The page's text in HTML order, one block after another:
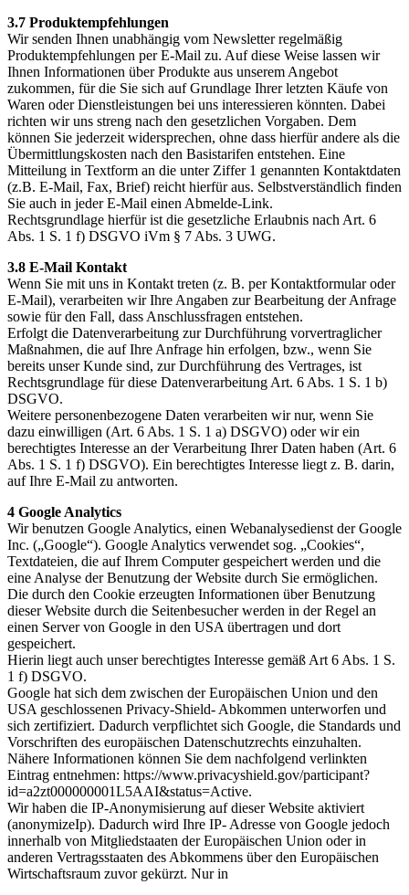
3.7 Produktempfehlungen
Wir senden Ihnen unabhängig vom Newsletter regelmäßig
Produktempfehlungen per E-Mail zu. Auf diese Weise lassen wir
Ihnen Informationen über Produkte aus unserem Angebot
zukommen, für die Sie sich auf Grundlage Ihrer letzten Käufe von
Waren oder Dienstleistungen bei uns interessieren könnten. Dabei
richten wir uns streng nach den gesetzlichen Vorgaben. Dem
können Sie jederzeit widersprechen, ohne dass hierfür andere als die
Übermittlungskosten nach den Basistarifen entstehen. Eine
Mitteilung in Textform an die unter Ziffer 1 genannten Kontaktdaten
(z.B. E-Mail, Fax, Brief) reicht hierfür aus. Selbstverständlich finden
Sie auch in jeder E-Mail einen Abmelde-Link.
Rechtsgrundlage hierfür ist die gesetzliche Erlaubnis nach Art. 6
Abs. 1 S. 1 f) DSGVO iVm § 7 Abs. 3 UWG.
3.8 E-Mail Kontakt
Wenn Sie mit uns in Kontakt treten (z. B. per Kontaktformular oder
E-Mail), verarbeiten wir Ihre Angaben zur Bearbeitung der Anfrage
sowie für den Fall, dass Anschlussfragen entstehen.
Erfolgt die Datenverarbeitung zur Durchführung vorvertraglicher
Maßnahmen, die auf Ihre Anfrage hin erfolgen, bzw., wenn Sie
bereits unser Kunde sind, zur Durchführung des Vertrages, ist
Rechtsgrundlage für diese Datenverarbeitung Art. 6 Abs. 1 S. 1 b)
DSGVO.
Weitere personenbezogene Daten verarbeiten wir nur, wenn Sie
dazu einwilligen (Art. 6 Abs. 1 S. 1 a) DSGVO) oder wir ein
berechtigtes Interesse an der Verarbeitung Ihrer Daten haben (Art. 6
Abs. 1 S. 1 f) DSGVO). Ein berechtigtes Interesse liegt z. B. darin,
auf Ihre E-Mail zu antworten.
4 Google Analytics
Wir benutzen Google Analytics, einen Webanalysedienst der Google
Inc. („Google“). Google Analytics verwendet sog. „Cookies“,
Textdateien, die auf Ihrem Computer gespeichert werden und die
eine Analyse der Benutzung der Website durch Sie ermöglichen.
Die durch den Cookie erzeugten Informationen über Benutzung
dieser Website durch die Seitenbesucher werden in der Regel an
einen Server von Google in den USA übertragen und dort
gespeichert.
Hierin liegt auch unser berechtigtes Interesse gemäß Art 6 Abs. 1 S.
1 f) DSGVO.
Google hat sich dem zwischen der Europäischen Union und den
USA geschlossenen Privacy-Shield- Abkommen unterworfen und
sich zertifiziert. Dadurch verpflichtet sich Google, die Standards und
Vorschriften des europäischen Datenschutzrechts einzuhalten.
Nähere Informationen können Sie dem nachfolgend verlinkten
Eintrag entnehmen: https://www.privacyshield.gov/participant?
id=a2zt000000001L5AAI&status=Active.
Wir haben die IP-Anonymisierung auf dieser Website aktiviert
(anonymizeIp). Dadurch wird Ihre IP- Adresse von Google jedoch
innerhalb von Mitgliedstaaten der Europäischen Union oder in
anderen Vertragsstaaten des Abkommens über den Europäischen
Wirtschaftsraum zuvor gekürzt. Nur in